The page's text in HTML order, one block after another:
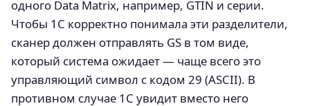
одного Data Matrix, например, GTIN и серии.
Чтобы 1С корректно понимала эти разделители,
сканер должен отправлять GS в том виде,
который система ожидает — чаще всего это
управляющий символ с кодом 29 (ASCII). В
противном случае 1С увидит вместо него